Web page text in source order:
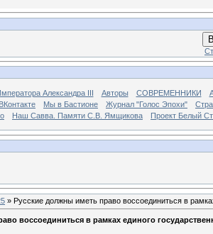
Александра III Авторы СОВРЕМЕННИКИ
Мы в Бастионе Журнал "Голос Эпохи"
Наш Савва. Памяти С.В. Ямщикова Проект Белый
» Русские должны иметь право воссоединиться в
воссоединиться в рамках единого